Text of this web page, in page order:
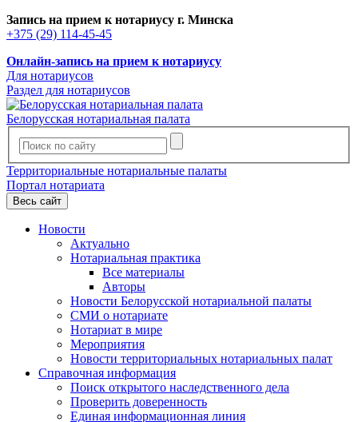
Запись на прием к нотариусу г. Минска
+375 (29) 114-45-45
Онлайн-запись на прием к нотариусу
Для нотариусов
Раздел для нотариусов
Белорусская нотариальная палата
Территориальные нотариальные палаты
Портал нотариата
Весь сайт
Новости
Актуально
Нотариальная практика
Все материалы
Авторы
Новости Белорусской нотариальной палаты
СМИ о нотариате
Нотариат в мире
Мероприятия
Новости территориальных нотариальных палат
Справочная информация
Поиск открытого наследственного дела
Проверить доверенность
Единая информационная линия